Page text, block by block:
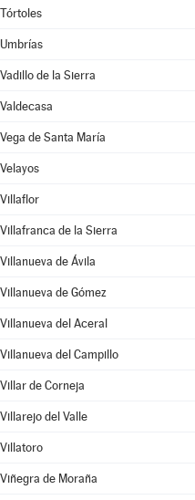
Tórtoles
Umbrías
Vadillo de la Sierra
Valdecasa
Vega de Santa María
Velayos
Villaflor
Villafranca de la Sierra
Villanueva de Ávila
Villanueva de Gómez
Villanueva del Aceral
Villanueva del Campillo
Villar de Corneja
Villarejo del Valle
Villatoro
Viñegra de Moraña